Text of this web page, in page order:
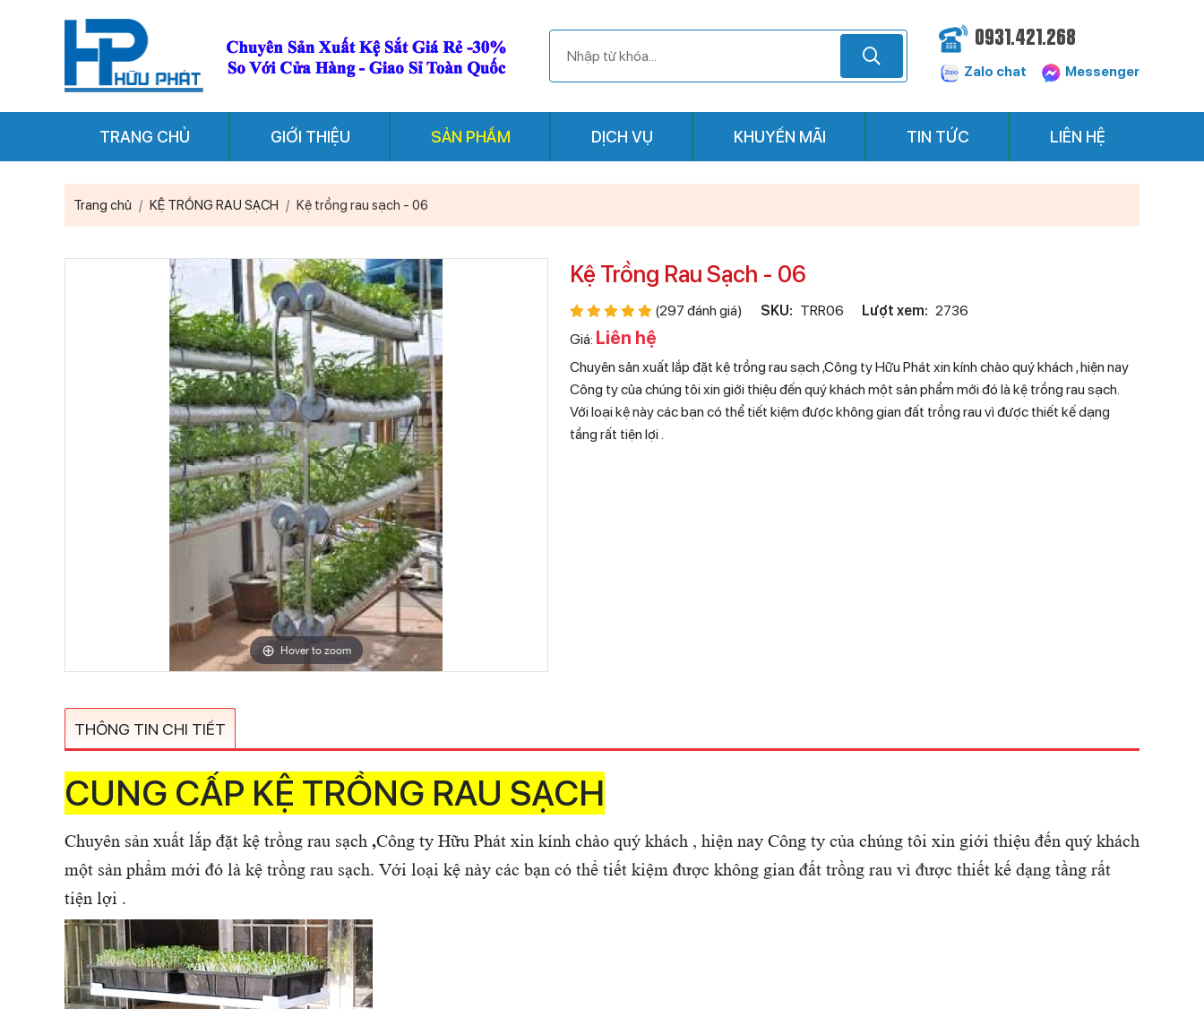
0931.421.268
Zalo chat Messenger
TRANG CHỦ GIỚI THIỆU SẢN PHẨM DỊCH VỤ KHUYẾN MÃI TIN TỨC LIÊN HỆ
Trang chủ KỆ TRỒNG RAU SẠCH Kệ trồng rau sạch - 06
Hover to zoom
Kệ Trồng Rau Sạch - 06
(297 đánh giá) SKU: TRR06 Lượt xem: 2736
Giá: Liên hệ
Chuyên sản xuất lắp đặt kệ trồng rau sạch ,Công ty Hữu Phát xin kính chào quý khách , hiện nay
Công ty của chúng tôi xin giới thiệu đến quý khách một sản phẩm mới đó là kệ trồng rau sạch.
Với loại kệ này các bạn có thể tiết kiệm được không gian đất trồng rau vì được thiết kế dạng
tầng rất tiện lợi .
THÔNG TIN CHI TIẾT
CUNG CẤP KỆ TRỒNG RAU SẠCH
Chuyên sản xuất lắp đặt kệ trồng rau sạch ,Công ty Hữu Phát xin kính chào quý khách , hiện nay Công ty của chúng tôi xin giới thiệu đến quý khách
một sản phẩm mới đó là kệ trồng rau sạch. Với loại kệ này các bạn có thể tiết kiệm được không gian đất trồng rau vì được thiết kế dạng tầng rất
tiện lợi .